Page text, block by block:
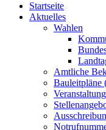
Startseite
Aktuelles
Wahlen
Amtliche
Bauleitpläne